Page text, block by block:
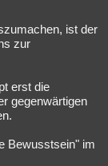
ist der
zur
erst die
gegenwärtigen
Bewusstsein" im